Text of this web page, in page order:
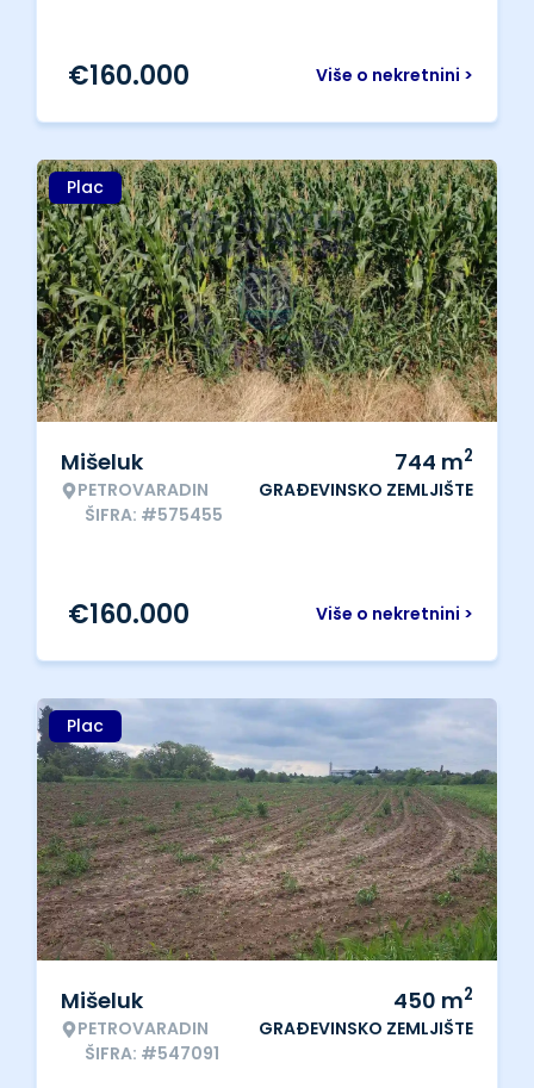
Više o nekretnini >
€160.000
Plac
Mišeluk
PETROVARADIN
ŠIFRA: #575455
744 m2
GRAĐEVINSKO ZEMLJIŠTE
Više o nekretnini >
€160.000
Plac
Mišeluk
PETROVARADIN
ŠIFRA: #547091
450 m2
GRAĐEVINSKO ZEMLJIŠTE